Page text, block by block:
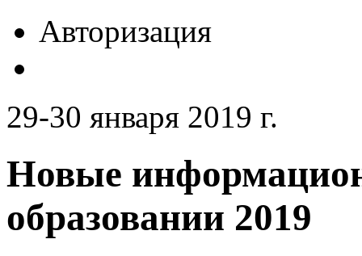
Авторизация
29-30 января 2019 г.
Новые
образовании 2019